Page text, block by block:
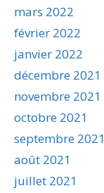
mars 2022
février 2022
janvier 2022
décembre 2021
novembre 2021
octobre 2021
septembre 2021
août 2021
juillet 2021